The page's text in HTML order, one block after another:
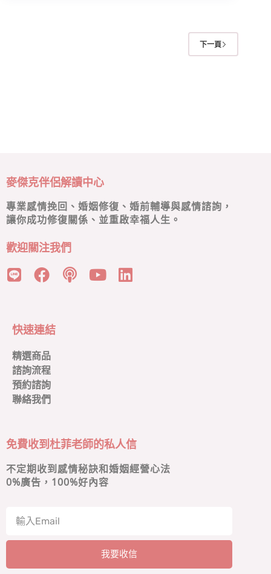
下一頁
麥傑克伴侶解讀中心
專業感情挽回、婚姻修復、婚前輔導與感情諮詢，
讓你成功修復關係、並重啟幸福人生。
歡迎關注我們
快速連結
精選商品
諮詢流程
預約諮詢
聯絡我們
免費收到杜菲老師的私人信
不定期收到感情秘訣和婚姻經營心法
0%廣告，100%好內容
我要收信